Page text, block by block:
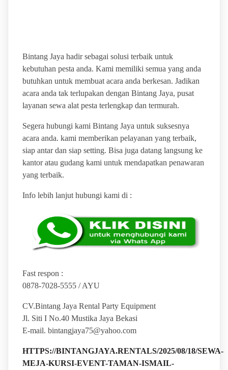
Bintang Jaya hadir sebagai solusi terbaik untuk
kebutuhan pesta anda. Kami memiliki semua yang anda
butuhkan untuk membuat acara anda berkesan. Jadikan
acara anda tak terlupakan dengan Bintang Jaya, pusat
layanan sewa alat pesta terlengkap dan termurah.
Segera hubungi kami Bintang Jaya untuk suksesnya
acara anda. kami memberikan pelayanan yang terbaik,
siap antar dan siap setting. Bisa juga datang langsung ke
kantor atau gudang kami untuk mendapatkan penawaran
yang terbaik.
Info lebih lanjut hubungi kami di :
Fast respon :
0878-7028-5555 / AYU
CV.Bintang Jaya Rental Party Equipment
Jl. Siti I No.40 Mustika Jaya Bekasi
E-mail. bintangjaya75@yahoo.com
HTTPS://BINTANGJAYA.RENTALS/2025/08/18/SEWA-
MEJA-KURSI-EVENT-TAMAN-ISMAIL-